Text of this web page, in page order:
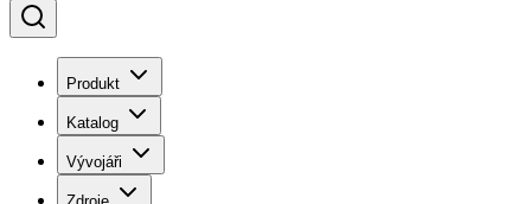
Produkt
Katalog
Vývojáři